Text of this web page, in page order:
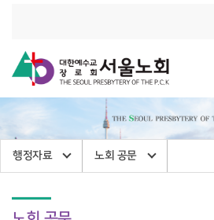
행정자료 노회 공문